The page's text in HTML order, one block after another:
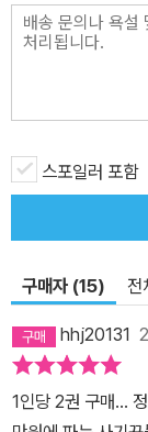
스포일러 포함
구매자 (15) 전
hhj20131
1인당 2권 구매...